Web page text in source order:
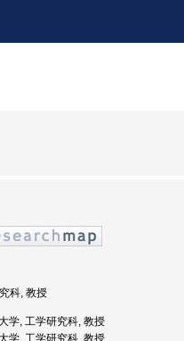
科, 教授
学, 工学研究科, 教授
学, 工学研究科, 教授